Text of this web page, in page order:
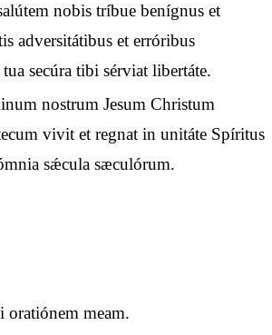
nobis tríbue benígnus et
adversitátibus et erróribus
secúra tibi sérviat libertáte.
nostrum Jesum Christum
vivit et regnat in unitáte Spíritus
sǽcula sæculórum.
oratiónem meam.